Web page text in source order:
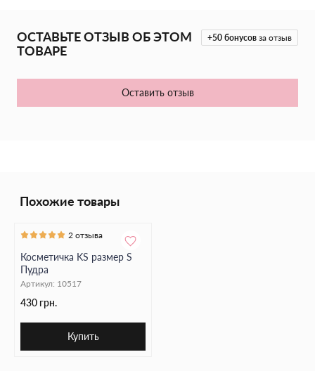
тонизируя его и избавляя от сухости. Сыворотка украсит
ваши локоны лакомым ароматом сладкой груши и подарит
+50 бонусов за отзыв
ОСТАВЬТЕ ОТЗЫВ ОБ ЭТОМ
ТОВАРЕ
Оставить отзыв
Похожие товары
2 отзыва
Косметичка KS размер S
Пудра
Артикул: 10517
430 грн.
Купить